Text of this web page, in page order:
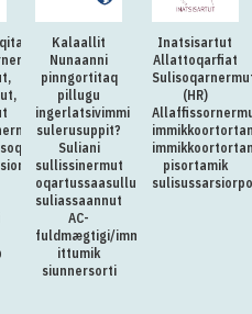
Kalaallit
Nunaanni
pinngortitaq
pillugu
ingerlatsivimmi
sulerusuppit?
Suliani
sullissinermut
oqartussaasullu
suliassaannut
AC-
fuldmægtigi/immikkut
ittumik
siunnersorti
Inatsisartut
Allattoqarfiat
(HR)
pisortamik